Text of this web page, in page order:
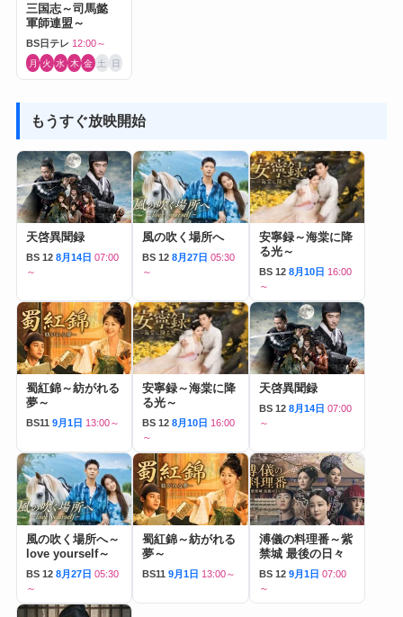
三国志～司馬懿
軍師連盟～
BS日テレ 12:00～
月 火 水 木 金 土 日
もうすぐ放映開始
天啓異聞録
BS 12 8月14日 07:00
～
風の吹く場所へ
BS 12 8月27日 05:30
～
安寧録～海棠に降
る光～
BS 12 8月10日 16:00
～
蜀紅錦～紡がれる
夢～
BS11 9月1日 13:00～
安寧録～海棠に降
る光～
BS 12 8月10日 16:00
～
天啓異聞録
BS 12 8月14日 07:00
～
風の吹く場所へ～
love yourself～
BS 12 8月27日 05:30
～
蜀紅錦～紡がれる
夢～
BS11 9月1日 13:00～
溥儀の料理番～紫
禁城 最後の日々
BS 12 9月1日 07:00
～